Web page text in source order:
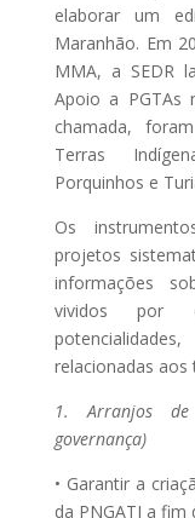
elaborar um
Maranhão. Em
MMA, a SEDR
Apoio a PGTAs
chamada,
Terras
Porquinhos e
Os
projetos
informações
vividos por
relacionadas aos
1. Arranjos de
governança)
• Garantir a
da PNGATI a fim